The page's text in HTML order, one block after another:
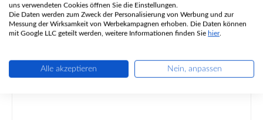
uns verwendeten Cookies öffnen Sie die Einstellungen.
Die Daten werden zum Zweck der Personalisierung von Werbung und zur
Messung der Wirksamkeit von Werbekampagnen erhoben. Die Daten können
mit Google LLC geteilt werden, weitere Informationen finden Sie hier.
Alle akzeptieren Nein, anpassen